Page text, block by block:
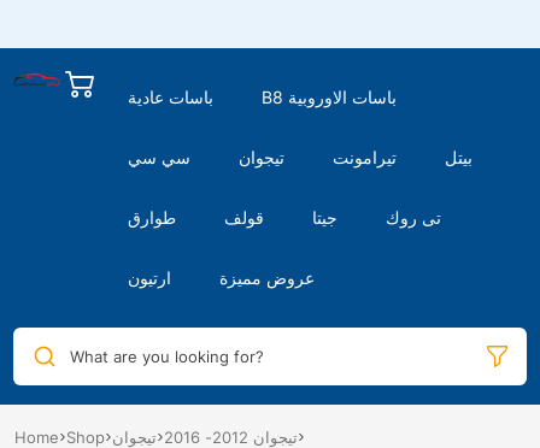
باسات عادية B8 باسات الاوروبية
سي سي تيجوان تيرامونت بيتل
طوارق قولف جيتا تى روك
ارتيون عروض مميزة
What are you looking for?
Home Shop تيجوان
تيجوان 2012- 2016